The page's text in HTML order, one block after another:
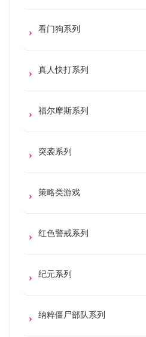
看门狗系列
真人快打系列
福尔摩斯系列
突袭系列
策略类游戏
红色警戒系列
纪元系列
纳粹僵尸部队系列